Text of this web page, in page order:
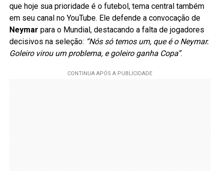
que hoje sua prioridade é o futebol, tema central também
em seu canal no YouTube. Ele defende a convocação de
Neymar para o Mundial, destacando a falta de jogadores
decisivos na seleção: “Nós só temos um, que é o Neymar.
Goleiro virou um problema, e goleiro ganha Copa”.